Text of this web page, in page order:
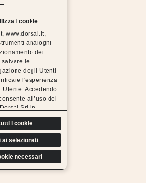
i cookie
www.dorsal.it,
analoghi
dei
le
degli Utenti
l'esperienza
Accedendo
all’uso dei
Srl in
previsto di seguito.
i cookie
ai selezionati
necessari
with the Dorsal warranty
are made from chosen,
materials and subjected to rigorous
which is why we can
free extended warranty.
Find out more